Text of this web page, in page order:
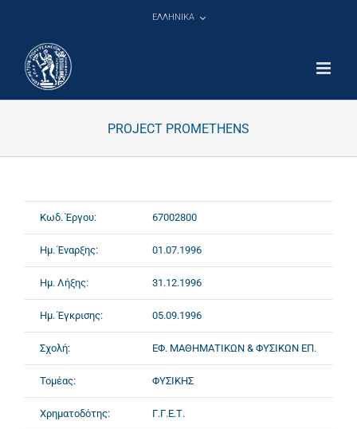
ΕΛΛΗΝΙΚΑ
PROJECT PROMETHENS
Κωδ. Έργου: 67002800
Ημ. Έναρξης: 01.07.1996
Ημ. Λήξης: 31.12.1996
Ημ. Έγκρισης: 05.09.1996
Σχολή: ΕΦ. ΜΑΘΗΜΑΤΙΚΩΝ & ΦΥΣΙΚΩΝ ΕΠ.
Τομέας: ΦΥΣΙΚΗΣ
Χρηματοδότης: Γ.Γ.Ε.Τ.